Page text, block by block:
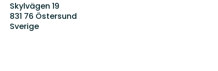
Skylvägen 19
831 76 Östersund
Sverige